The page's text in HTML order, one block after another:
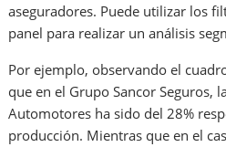
aseguradores. Puede utilizar los
panel para realizar un análisis
Por ejemplo, observando el
que en el Grupo Sancor Seguros,
Automotores ha sido del 28%
producción. Mientras que en el